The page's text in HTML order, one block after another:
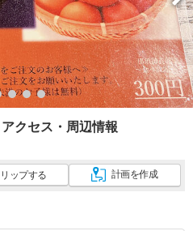
クセス・周辺情報
ップする 計画を作成